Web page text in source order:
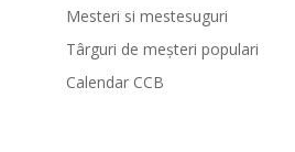
Mesteri si mestesuguri
Târguri de meșteri populari
Calendar CCB